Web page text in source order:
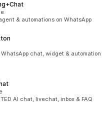
& automations on WhatsApp
chat, widget & automation
AI chat, livechat, inbox & FAQ